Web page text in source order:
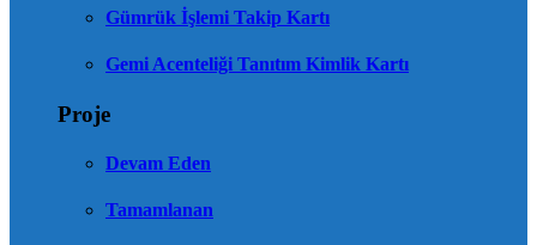
Gümrük İşlemi Takip Kartı
Gemi Acenteliği Tanıtım Kimlik Kartı
Proje
Devam Eden
Tamamlanan